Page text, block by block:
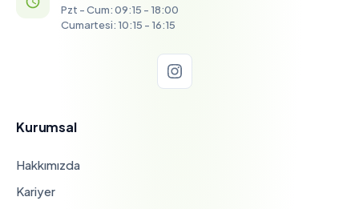
Pzt - Cum: 09:15 - 18:00
Cumartesi: 10:15 - 16:15
Kurumsal
Hakkımızda
Kariyer